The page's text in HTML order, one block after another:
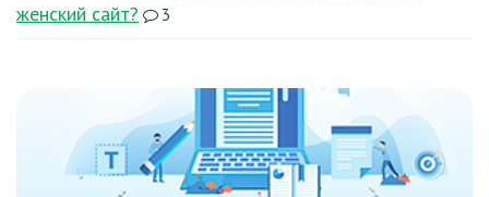
женский сайт?
3